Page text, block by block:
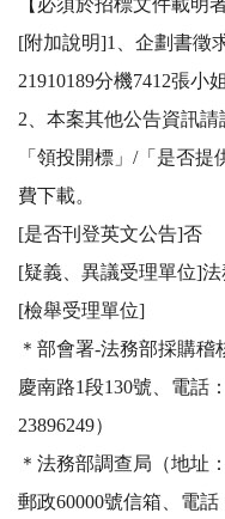
【必須於招標文件載明者
[附加說明]1、企劃書徵
21910189分機7412張小姐
2、本案其他公告資訊
「領投開標」/「是否
費下載。
[是否刊登英文公告]否
[疑義、異議受理單位]法
[檢舉受理單位]
＊部會署-法務部採購
慶南路1段130號、電話
23896249）
＊法務部調查局（地址
郵政60000號信箱、電話